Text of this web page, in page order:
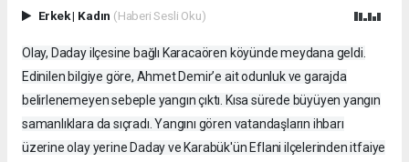
Erkek| Kadın (Haberi Sesli Oku)
Olay, Daday ilçesine bağlı Karacaören köyünde meydana geldi.
Edinilen bilgiye göre, Ahmet Demir’e ait odunluk ve garajda
belirlenemeyen sebeple yangın çıktı. Kısa sürede büyüyen yangın
samanlıklara da sıçradı. Yangını gören vatandaşların ihbarı
üzerine olay yerine Daday ve Karabük'ün Eflani ilçelerinden itfaiye